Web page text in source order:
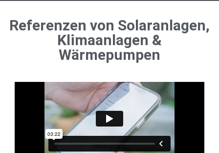
Referenzen von Solaranlagen,
Klimaanlagen &
Wärmepumpen